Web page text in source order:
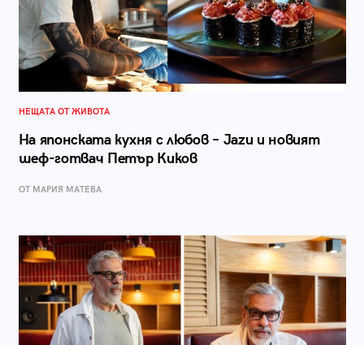
НЕЩАТА ОТ ЖИВОТА
На японската кухня с любов – Jazu и новият
шеф-готвач Петър Киков
ОТ МАРИЯ МАТЕВА